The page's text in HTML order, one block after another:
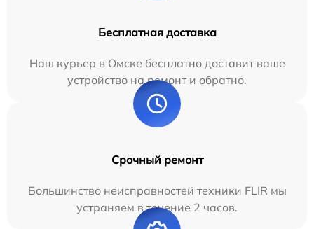
Бесплатная доставка
Наш курьер в Омске бесплатно доставит ваше
устройство на ремонт и обратно.
Срочный ремонт
Большинство неисправностей техники FLIR мы
устраняем в течение 2 часов.